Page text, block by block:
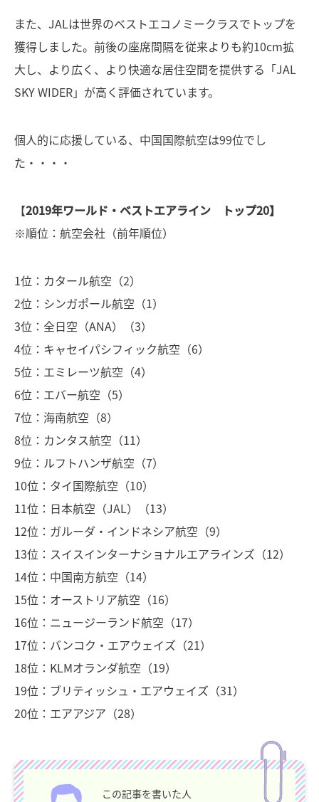
また、JALは世界のベストエコノミークラスでトップを
獲得しました。前後の座席間隔を従来よりも約10cm拡
大し、より広く、より快適な居住空間を提供する「JAL
SKY WIDER」が高く評価されています。
個人的に応援している、中国国際航空は99位でし
た・・・・
【2019年ワールド・ベストエアライン トップ20】
※順位：航空会社（前年順位）
1位：カタール航空（2）
2位：シンガポール航空（1）
3位：全日空（ANA）（3）
4位：キャセイパシフィック航空（6）
5位：エミレーツ航空（4）
6位：エバー航空（5）
7位：海南航空（8）
8位：カンタス航空（11）
9位：ルフトハンザ航空（7）
10位：タイ国際航空（10）
11位：日本航空（JAL）（13）
12位：ガルーダ・インドネシア航空（9）
13位：スイスインターナショナルエアラインズ（12）
14位：中国南方航空（14）
15位：オーストリア航空（16）
16位：ニュージーランド航空（17）
17位：バンコク・エアウェイズ（21）
18位：KLMオランダ航空（19）
19位：ブリティッシュ・エアウェイズ（31）
20位：エアアジア（28）
この記事を書いた人